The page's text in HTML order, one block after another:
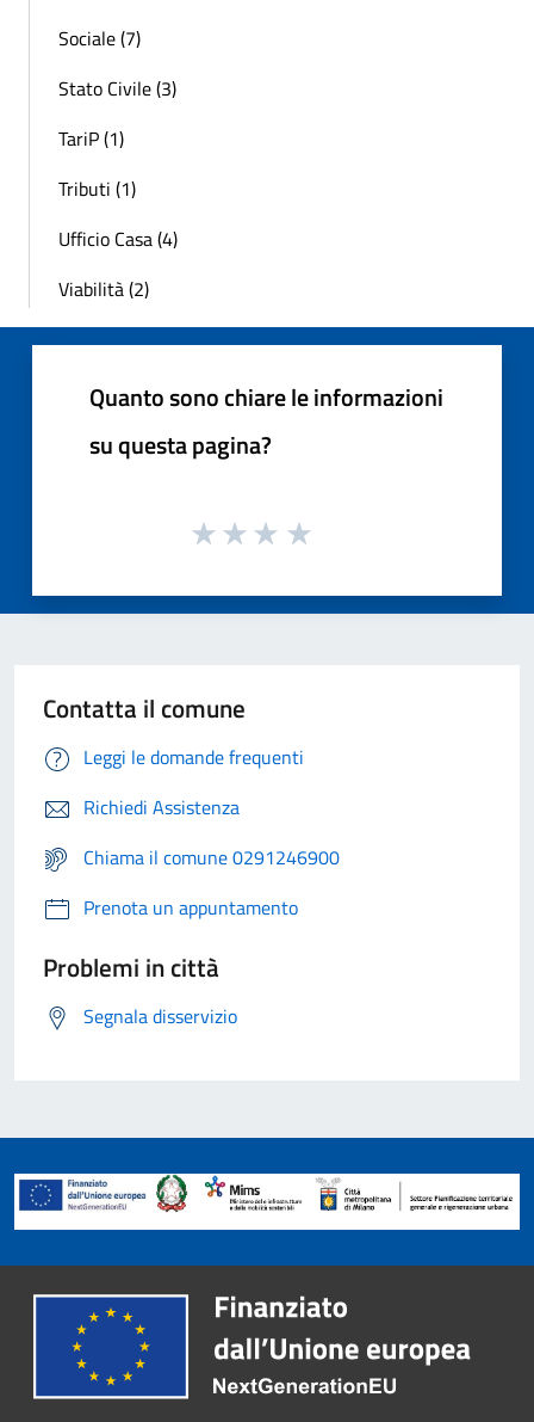
Sociale (7)
Stato Civile (3)
TariP (1)
Tributi (1)
Ufficio Casa (4)
Viabilità (2)
Quanto sono chiare le informazioni
su questa pagina?
Contatta il comune
Leggi le domande frequenti
Richiedi Assistenza
Chiama il comune 0291246900
Prenota un appuntamento
Problemi in città
Segnala disservizio